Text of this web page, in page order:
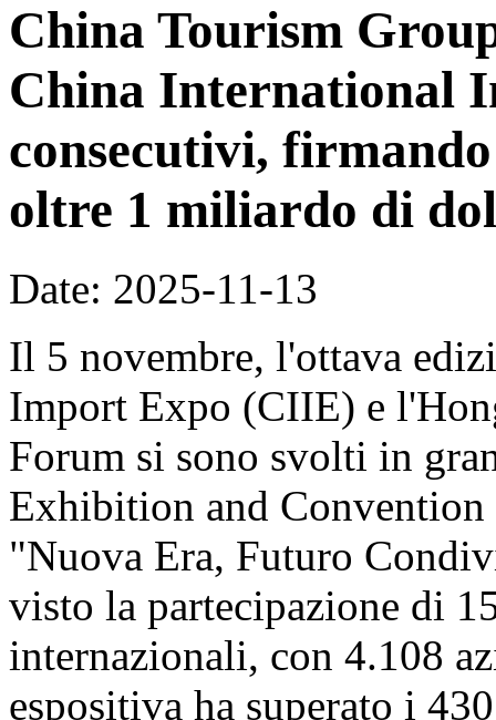
China Tourism
China International
consecutivi,
oltre 1 miliardo di
Date: 2025-11-13
Il 5 novembre, l'ottava
Import Expo (CIIE) e
Forum si sono svolti in
Exhibition and Convention
"Nuova Era, Futuro
visto la partecipazione di
internazionali, con 4.108
espositiva ha superato i